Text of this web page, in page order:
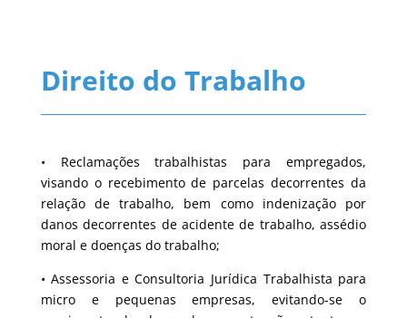
Direito do Trabalho
• Reclamações trabalhistas para empregados,
visando o recebimento de parcelas decorrentes da
relação de trabalho, bem como indenização por
danos decorrentes de acidente de trabalho, assédio
moral e doenças do trabalho;
• Assessoria e Consultoria Jurídica Trabalhista para
micro e pequenas empresas, evitando-se o